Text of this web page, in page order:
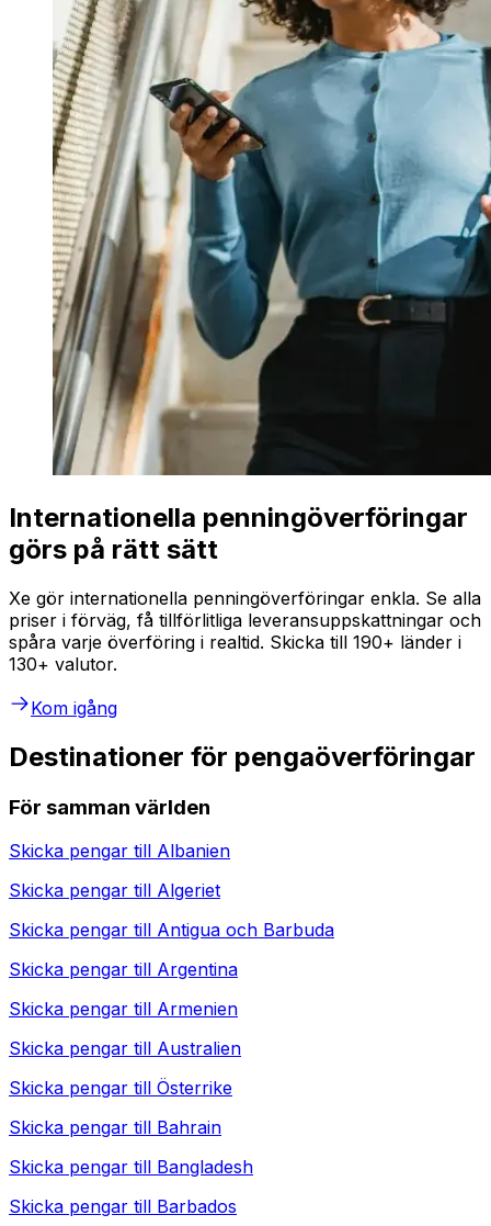
Internationella penningöverföringar
görs på rätt sätt
Xe gör internationella penningöverföringar enkla. Se alla
priser i förväg, få tillförlitliga leveransuppskattningar och
spåra varje överföring i realtid. Skicka till 190+ länder i
130+ valutor.
Kom igång
Destinationer för pengaöverföringar
För samman världen
Skicka pengar till Albanien
Skicka pengar till Algeriet
Skicka pengar till Antigua och Barbuda
Skicka pengar till Argentina
Skicka pengar till Armenien
Skicka pengar till Australien
Skicka pengar till Österrike
Skicka pengar till Bahrain
Skicka pengar till Bangladesh
Skicka pengar till Barbados